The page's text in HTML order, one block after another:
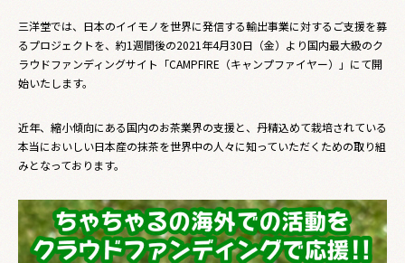
三洋堂では、日本のイイモノを世界に発信する輸出事業に対するご支援を募
るプロジェクトを、約1週間後の2021年4月30日（金）より国内最大級のク
ラウドファンディングサイト「CAMPFIRE（キャンプファイヤー）」にて開
始いたします。
近年、縮小傾向にある国内のお茶業界の支援と、丹精込めて栽培されている
本当においしい日本産の抹茶を世界中の人々に知っていただくための取り組
みとなっております。